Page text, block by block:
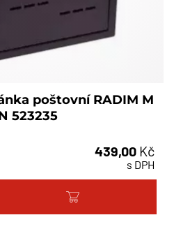
poštovní RADIM M
523235
439,00 Kč
s DPH